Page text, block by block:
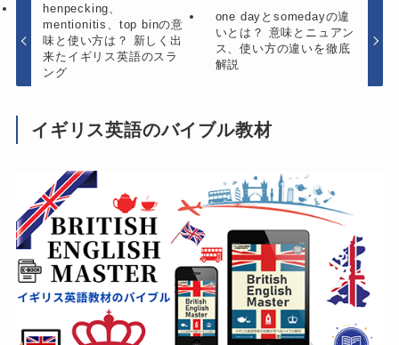
henpecking、
mentionitis、top binの意
味と使い方は？ 新しく出
来たイギリス英語のスラ
ング
one dayとsomedayの違
いとは？ 意味とニュアン
ス、使い方の違いを徹底
解説
イギリス英語のバイブル教材